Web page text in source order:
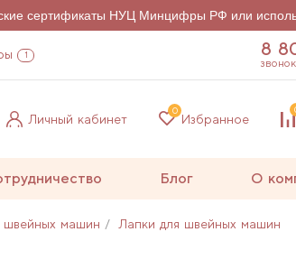
сертификаты НУЦ Минцифры РФ или
1 8
Личный кабинет Избранное
0
Блог О
швейных машин
Лапки для швейных машин